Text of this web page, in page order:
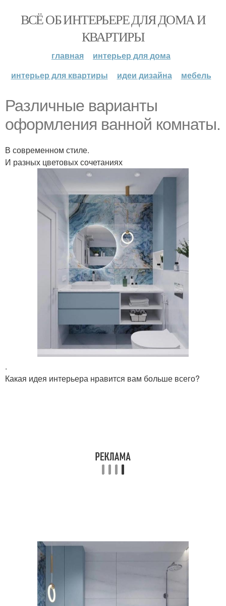
ВСЁ ОБ ИНТЕРЬЕРЕ ДЛЯ ДОМА И
КВАРТИРЫ
главная
интерьер для дома
интерьер для квартиры
идеи дизайна мебель
Различные варианты
оформления ванной комнаты.
В современном стиле.
И разных цветовых сочетаниях
.
Какая идея интерьера нравится вам больше всего?